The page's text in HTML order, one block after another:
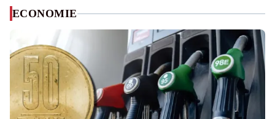
ECONOMIE